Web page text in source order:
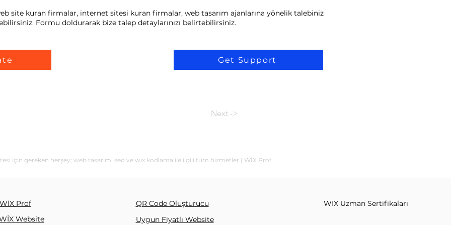
site kuran firmalar, internet sitesi kuran firmalar, web tasarım ajanlarına yönelik talebiniz
Formu doldurarak bize talep detaylarınızı belirtebilirsiniz.
Get Support
Next ->
için gereken herşey; web tasarım, seo ve wix kodlama ile ilgili tüm hizmetler | WİX Prof
Prof
Website
QR Code Oluşturucu
Uygun Fiyatlı Website
WIX Uzman Sertifikaları